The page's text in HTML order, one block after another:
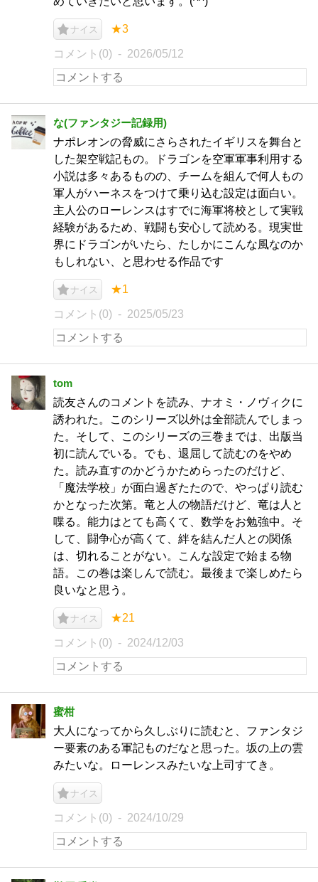
ナイス ★3
コメント(0) 2026/05/12
な(ファンタジー記録用)
ナポレオンの脅威にさらされたイギリスを舞台と
した架空戦記もの。ドラゴンを空軍軍事利用する
小説は多々あるものの、チームを組んで何人もの
軍人がハーネスをつけて乗り込む設定は面白い。
主人公のローレンスはすでに海軍将校として実戦
経験があるため、戦闘も安心して読める。現実世
界にドラゴンがいたら、たしかにこんな風なのか
もしれない、と思わせる作品です
ナイス ★1
コメント(0) 2025/05/23
tom
読友さんのコメントを読み、ナオミ・ノヴィクに
誘われた。このシリーズ以外は全部読んでしまっ
た。そして、このシリーズの三巻までは、出版当
初に読んでいる。でも、退屈して読むのをやめ
た。読み直すのかどうかためらったのだけど、
「魔法学校」が面白過ぎたたので、やっぱり読む
かとなった次第。竜と人の物語だけど、竜は人と
喋る。能力はとても高くて、数学をお勉強中。そ
して、闘争心が高くて、絆を結んだ人との関係
は、切れることがない。こんな設定で始まる物
語。この巻は楽しんで読む。最後まで楽しめたら
良いなと思う。
ナイス ★21
コメント(0) 2024/12/03
蜜柑
大人になってから久しぶりに読むと、ファンタジ
ー要素のある軍記ものだなと思った。坂の上の雲
みたいな。ローレンスみたいな上司すてき。
ナイス
コメント(0) 2024/10/29